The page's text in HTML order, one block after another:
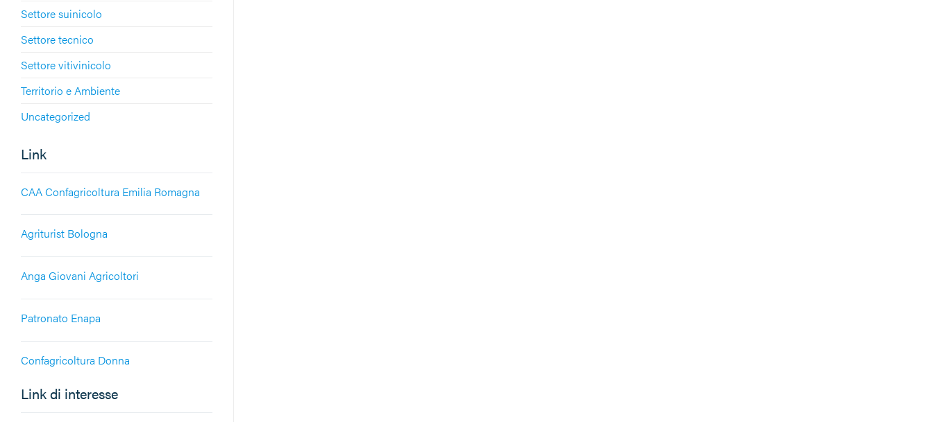
Settore suinicolo
Settore tecnico
Settore vitivinicolo
Territorio e Ambiente
Uncategorized
Link
CAA Confagricoltura Emilia Romagna
Agriturist Bologna
Anga Giovani Agricoltori
Patronato Enapa
Confagricoltura Donna
Link di interesse